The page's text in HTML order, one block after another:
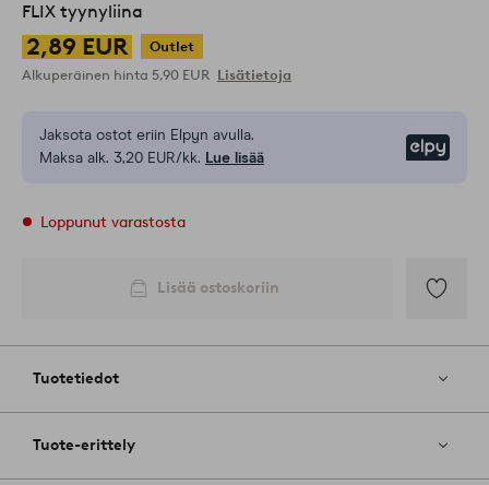
FLIX tyynyliina
2,89 EUR
Outlet
Alkuperäinen hinta 5,90 EUR Lisätietoja
Jaksota ostot eriin Elpyn avulla.
Maksa alk. 3,20 EUR/kk. Lue lisää
Loppunut varastosta
Lisää ostoskoriin
Tuotetiedot
Tuote-erittely